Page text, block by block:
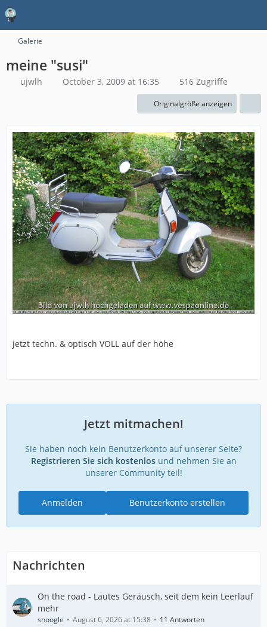
Galerie
meine "susi"
ujwlh October 3, 2009 at 16:35 516 Zugriffe
Originalgröße anzeigen
jetzt techn. & optisch VOLL auf der höhe
Jetzt mitmachen!
Sie haben noch kein Benutzerkonto auf unserer Seite?
Registrieren Sie sich kostenlosund nehmen Sie an
unserer Community teil!
Benutzerkonto erstellen
Anmelden
Nachrichten
On the road - Lautes Geräusch, seit dem kein Leerlauf
mehr
snoogle August 6, 2026 at 15:38 11 Antworten